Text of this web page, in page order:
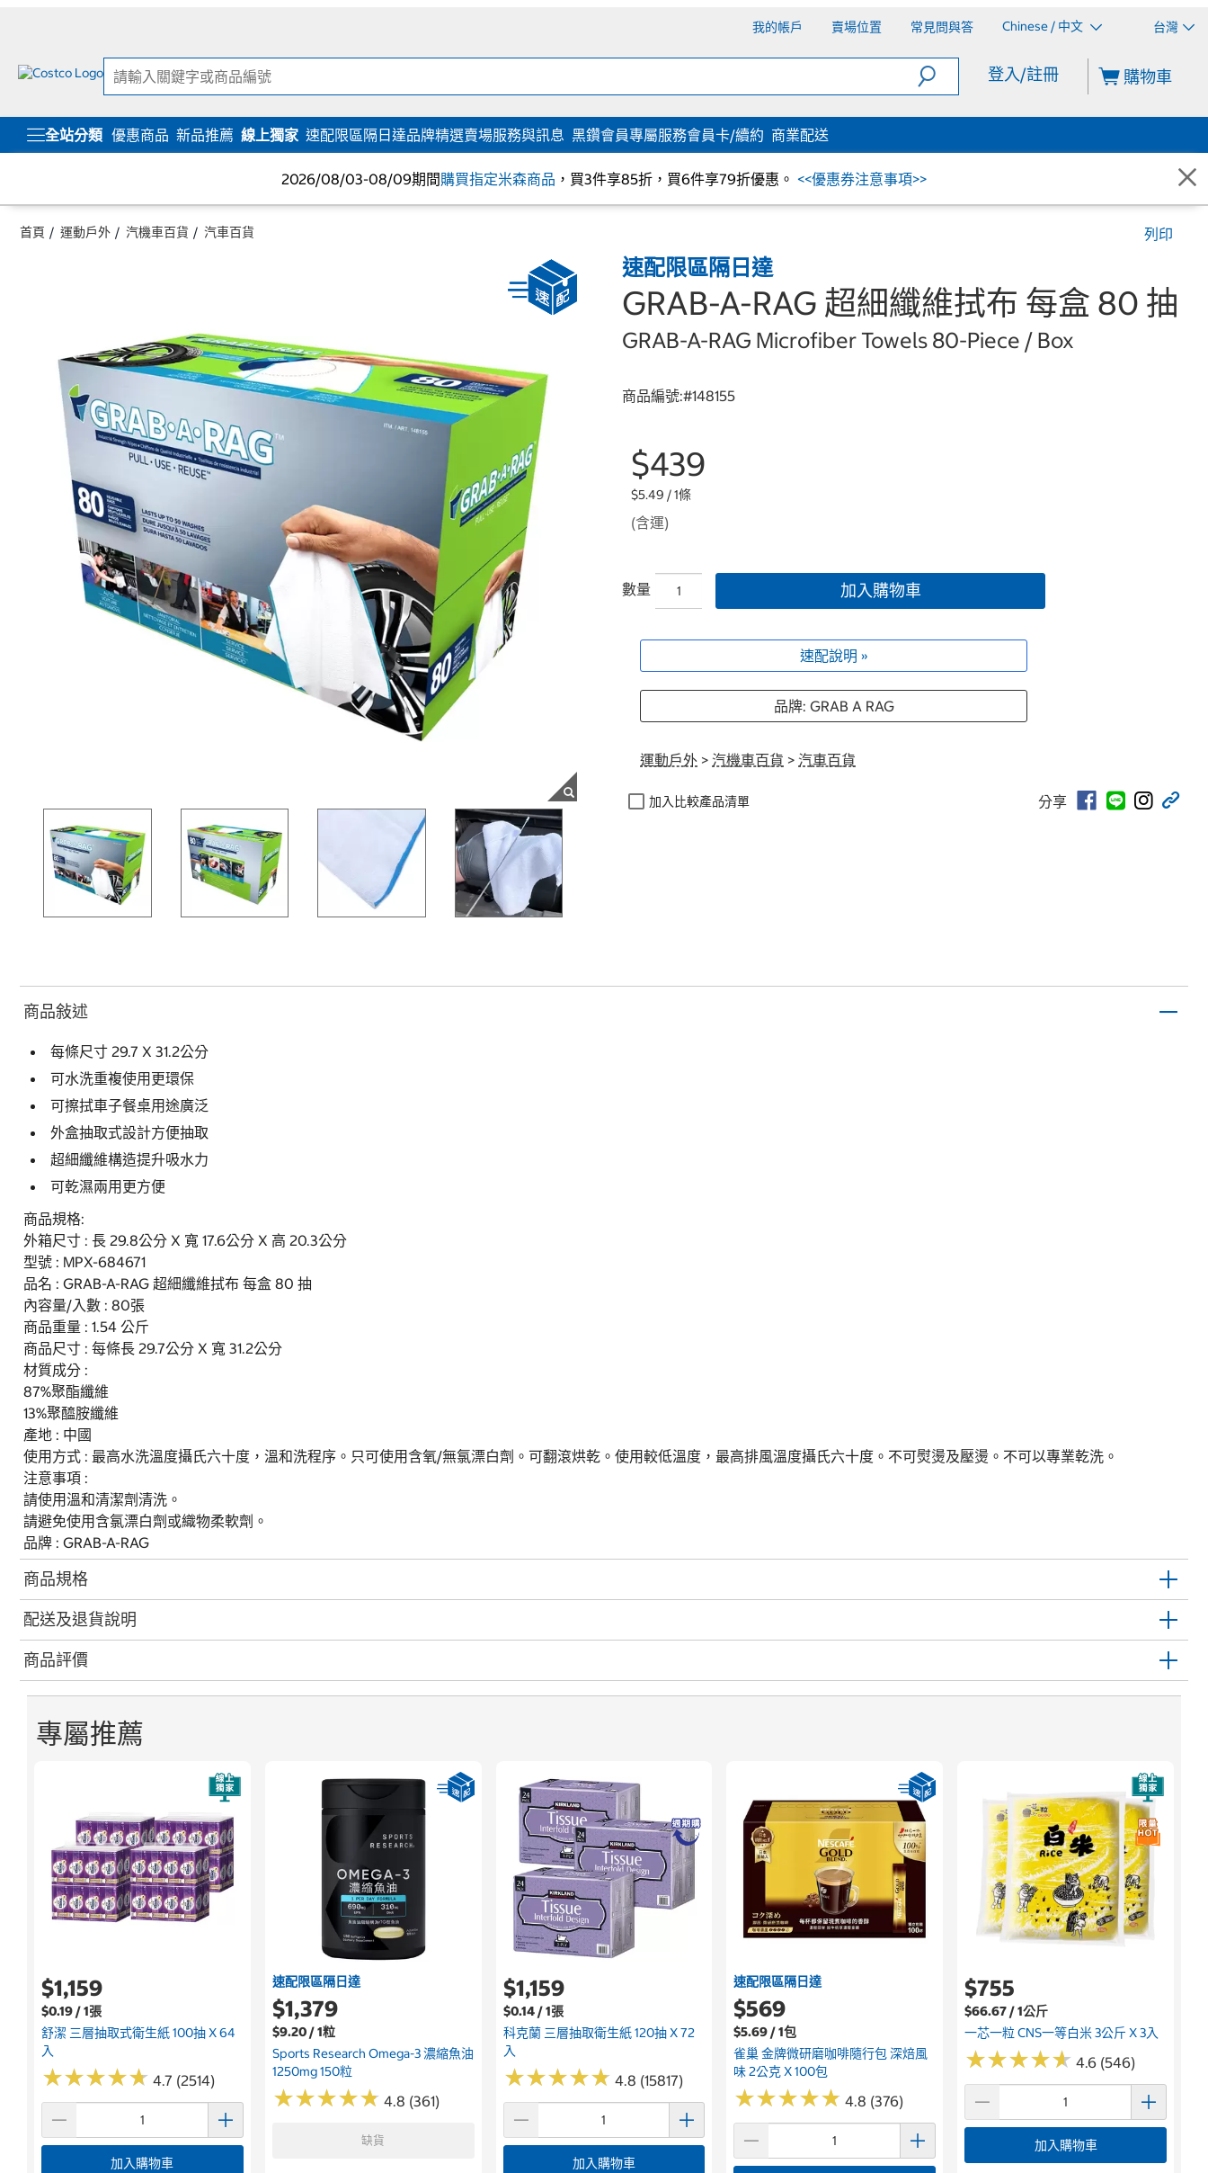
我的帳戶 賣場位置 常見問與答 Chinese / 中文 台灣
登入/註冊 購物車
全站分類 優惠商品 新品推薦 線上獨家 速配限區隔日達品牌精選賣場服務與訊息 黑鑽會員專屬服務會員卡/續約 商業配送
2026/08/03-08/09期間購買指定米森商品 ，買3件享85折，買6件享79折優惠。 <<優惠券注意事項>>
首頁 運動戶外 汽機車百貨 汽車百貨 列印
速配限區隔日達
GRAB-A-RAG 超細纖維拭布 每盒 80 抽
GRAB-A-RAG Microfiber Towels 80-Piece / Box
商品編號:#148155
$439
$5.49 / 1條
(含運)
數量 加入購物車
速配說明 »
品牌: GRAB A RAG
運動戶外 > 汽機車百貨 > 汽車百貨
加入比較產品清單 分享
商品敍述
每條尺寸 29.7 X 31.2公分
可水洗重複使用更環保
可擦拭車子餐桌用途廣泛
外盒抽取式設計方便抽取
超細纖維構造提升吸水力
可乾濕兩用更方便
商品規格:
外箱尺寸 : 長 29.8公分 X 寬 17.6公分 X 高 20.3公分
型號 : MPX-684671
品名 : GRAB-A-RAG 超細纖維拭布 每盒 80 抽
內容量/入數 : 80張
商品重量 : 1.54 公斤
商品尺寸 : 每條長 29.7公分 X 寬 31.2公分
材質成分 :
87%聚酯纖維
13%聚醯胺纖維
產地 : 中國
使用方式 : 最高水洗溫度攝氏六十度，溫和洗程序。只可使用含氧/無氯漂白劑。可翻滾烘乾。使用較低溫度，最高排風溫度攝氏六十度。不可熨燙及壓燙。不可以專業乾洗。
注意事項 :
請使用溫和清潔劑清洗。
請避免使用含氯漂白劑或織物柔軟劑。
品牌 : GRAB-A-RAG
商品規格
配送及退貨說明
商品評價
專屬推薦
$1,159
$0.19 / 1張
舒潔 三層抽取式衛生紙 100抽 X 64
入
★★★★★
★★★★★ 4.7 (2514)
加入購物車
速配限區隔日達
$1,379
$9.20 / 1粒
Sports Research Omega-3 濃縮魚油
1250mg 150粒
★★★★★
★★★★★ 4.8 (361)
缺貨
$1,159
$0.14 / 1張
科克蘭 三層抽取衛生紙 120抽 X 72
入
★★★★★
★★★★★ 4.8 (15817)
加入購物車
速配限區隔日達
$569
$5.69 / 1包
雀巢 金牌微研磨咖啡隨行包 深焙風
味 2公克 X 100包
★★★★★
★★★★★ 4.8 (376)
$755
$66.67 / 1公斤
一芯一粒 CNS一等白米 3公斤 X 3入
★★★★★
★★★★★ 4.6 (546)
加入購物車